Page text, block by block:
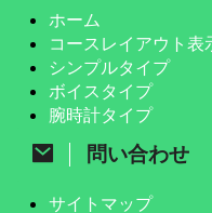
ホーム
コースレイアウト表
シンプルタイプ
ボイスタイプ
腕時計タイプ
問い合わせ
サイトマップ